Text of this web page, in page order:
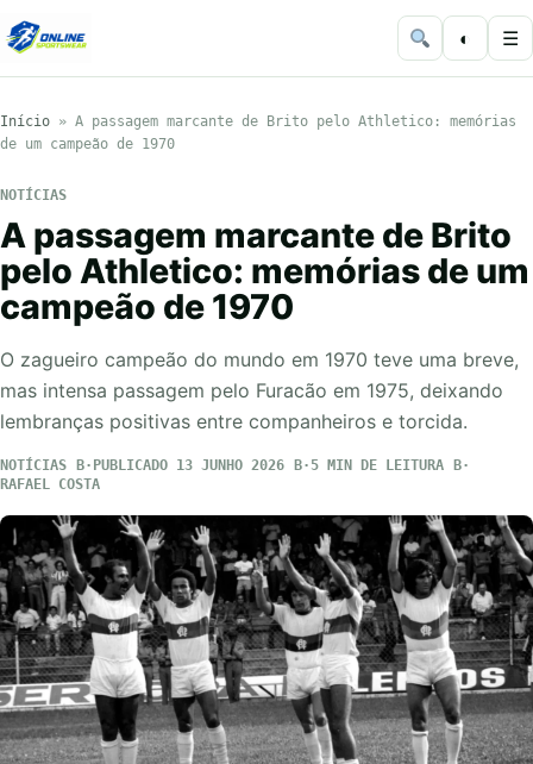
◐ ☰
Início » A passagem marcante de Brito pelo Athletico: memórias
de um campeão de 1970
NOTÍCIAS
A passagem marcante de Brito
pelo Athletico: memórias de um
campeão de 1970
O zagueiro campeão do mundo em 1970 teve uma breve,
mas intensa passagem pelo Furacão em 1975, deixando
lembranças positivas entre companheiros e torcida.
NOTÍCIAS PUBLICADO 13 JUNHO 2026
5 MIN DE LEITURA
RAFAEL COSTA